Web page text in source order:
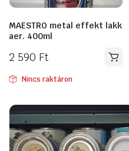
MAESTRO metal effekt lakk
aer. 400ml
2 590 Ft
Nincs raktáron